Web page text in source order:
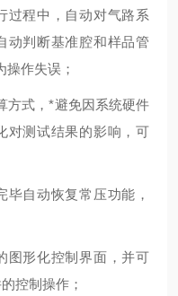
过程中，自动对气路系
动判断基准腔和样品管
作失误；
方式，*避免因系统硬件
对测试结果的影响，可
自动恢复常压功能，
图形化控制界面，并可
控制操作；